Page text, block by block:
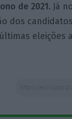
de 2021. Já
dos
eleições